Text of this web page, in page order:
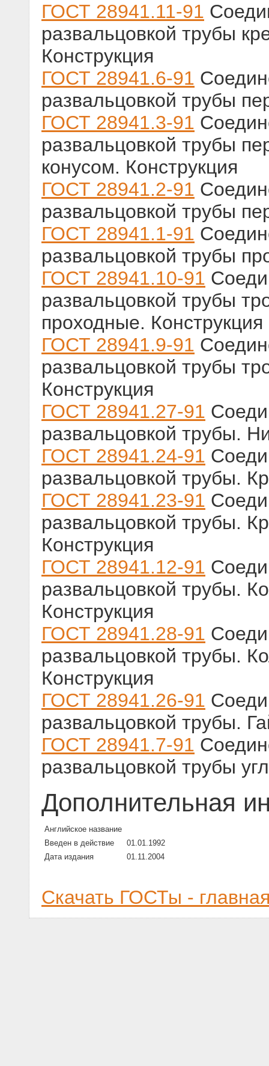
ГОСТ 28941.11-91
развальцовкой трубы
Конструкция
ГОСТ 28941.6-91
развальцовкой трубы
ГОСТ 28941.3-91
развальцовкой трубы
конусом. Конструкция
ГОСТ 28941.2-91
развальцовкой трубы
ГОСТ 28941.1-91
развальцовкой трубы
ГОСТ 28941.10-91
развальцовкой трубы
проходные. Конструкция
ГОСТ 28941.9-91
развальцовкой трубы
Конструкция
ГОСТ 28941.27-91
развальцовкой трубы.
ГОСТ 28941.24-91
развальцовкой трубы.
ГОСТ 28941.23-91
развальцовкой трубы.
Конструкция
ГОСТ 28941.12-91
развальцовкой трубы.
Конструкция
ГОСТ 28941.28-91
развальцовкой трубы.
Конструкция
ГОСТ 28941.26-91
развальцовкой трубы.
ГОСТ 28941.7-91
развальцовкой трубы
Дополнительная
Английское название
Введен в действие
01.01.1992
Дата издания
01.11.2004
Скачать ГОСТы -